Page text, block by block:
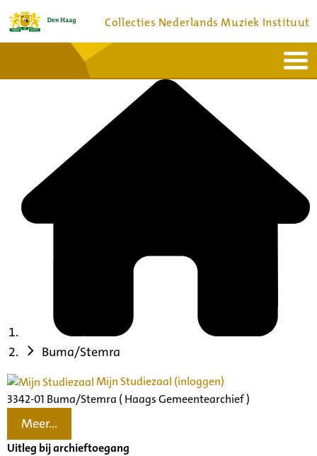
Collecties Nederlands Muziek Instituut
Bronnen en collecties
Buma/Stemra
Mijn Studiezaal (inloggen)
3342-01 Buma/Stemra ( Haags Gemeentearchief )
Meer...
Uitleg bij archieftoegang